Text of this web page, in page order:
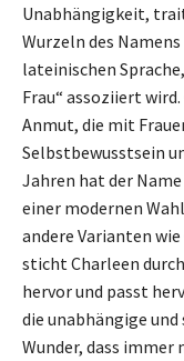
Unabhängigkeit,
Wurzeln des
lateinischen
Frau“ assoziiert
Anmut, die mit
Selbstbewusstsein
Jahren hat der
einer modernen
andere Varianten
sticht Charleen
hervor und passt
die unabhängige
Wunder, dass immer